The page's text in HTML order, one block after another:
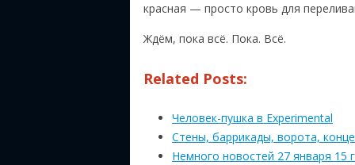
красная — просто кровь для
Ждём, пока всё. Пока. Всё.
Related Posts:
Человек-пушка в Experimental
Стены, баррикады, ворота,
Немного новостей 27 января 15